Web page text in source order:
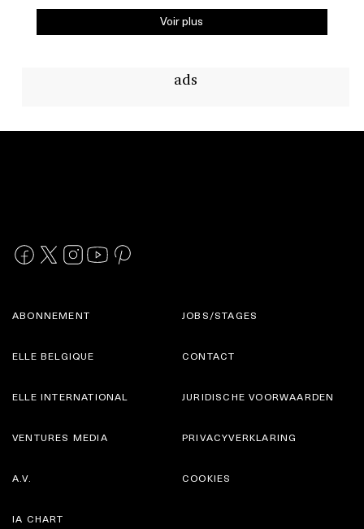
Voir plus
ads
ABONNEMENT
ELLE BELGIQUE
JOBS/STAGES
CONTACT
ELLE INTERNATIONAL
VENTURES MEDIA
JURIDISCHE VOORWAARDEN
PRIVACYVERKLARING
A.V.
IA CHART
COOKIES